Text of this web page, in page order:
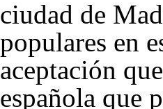
ciudad de
populares en
aceptación
española que